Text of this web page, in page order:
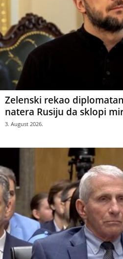
Zelenski rekao
natera Rusiju da sklopi
3. August 2026.